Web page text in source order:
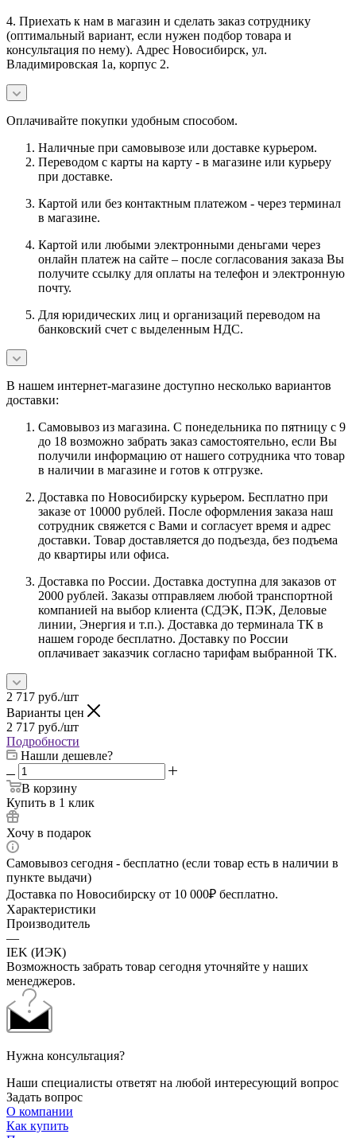
4. Приехать к нам в магазин и сделать заказ сотруднику
(оптимальный вариант, если нужен подбор товара и
консультация по нему). Адрес Новосибирск, ул.
Владимировская 1а, корпус 2.
Оплачивайте покупки удобным способом.
Наличные при самовывозе или доставке курьером.
Переводом с карты на карту - в магазине или курьеру
при доставке.
Картой или без контактным платежом - через терминал
в магазине.
Картой или любыми электронными деньгами через
онлайн платеж на сайте – после согласования заказа Вы
получите ссылку для оплаты на телефон и электронную
почту.
Для юридических лиц и организаций переводом на
банковский счет с выделенным НДС.
В нашем интернет-магазине доступно несколько вариантов
доставки:
Самовывоз из магазина. С понедельника по пятницу с 9
до 18 возможно забрать заказ самостоятельно, если Вы
получили информацию от нашего сотрудника что товар
в наличии в магазине и готов к отгрузке.
Доставка по Новосибирску курьером. Бесплатно при
заказе от 10000 рублей. После оформления заказа наш
сотрудник свяжется с Вами и согласует время и адрес
доставки. Товар доставляется до подъезда, без подъема
до квартиры или офиса.
Доставка по России. Доставка доступна для заказов от
2000 рублей. Заказы отправляем любой транспортной
компанией на выбор клиента (СДЭК, ПЭК, Деловые
линии, Энергия и т.п.). Доставка до терминала ТК в
нашем городе бесплатно. Доставку по России
оплачивает заказчик согласно тарифам выбранной ТК.
2 717 руб./шт
Варианты цен
2 717 руб./шт
Подробности
Нашли дешевле?
В корзину
Купить в 1 клик
Хочу в подарок
Самовывоз сегодня - бесплатно (если товар есть в наличии в
пункте выдачи)
Доставка по Новосибирску от 10 000₽ бесплатно.
Характеристики
Производитель
—
IEK (ИЭК)
Возможность забрать товар сегодня уточняйте у наших
менеджеров.
Нужна консультация?
Наши специалисты ответят на любой интересующий вопрос
Задать вопрос
О компании
Как купить